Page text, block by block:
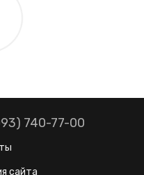
740-77-00
сайта